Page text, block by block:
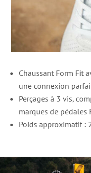
Chaussant Form Fit
une connexion
Perçages à 3 vis,
marques de pédales
Poids approximatif :